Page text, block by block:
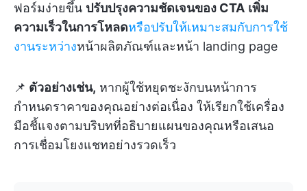
ฟอร์มง่ายขึ้น ปรับปรุงความชัดเจนของ CTA เพิ่ม
ความเร็วในการโหลดหรือปรับให้เหมาะสมกับการใช้
งานระหว่างหน้าผลิตภัณฑ์และหน้า landing page
📌 ตัวอย่างเช่น, หากผู้ใช้หยุดชะงักบนหน้าการ
กำหนดราคาของคุณอย่างต่อเนื่อง ให้เรียกใช้เครื่อง
มือชี้แจงตามบริบทที่อธิบายแผนของคุณหรือเสนอ
การเชื่อมโยงแชทอย่างรวดเร็ว